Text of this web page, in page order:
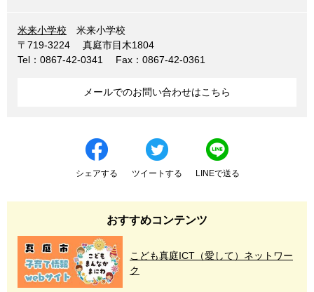
米来小学校
米来小学校
〒719-3224
真庭市目木1804
Tel：0867-42-0341
Fax：0867-42-0361
メールでのお問い合わせはこちら
シェアする ツイートする LINEで送る
おすすめコンテンツ
こども真庭ICT（愛して）ネットワー
ク